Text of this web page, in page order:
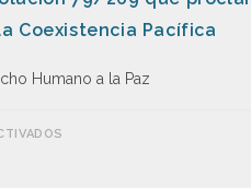
Coexistencia Pacífica
Humano a la Paz